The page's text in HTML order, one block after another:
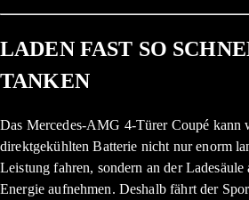
LADEN FAST SO
TANKEN
Das Mercedes-AMG 4-Türer Coupé kann
direktgekühlten Batterie nicht nur enorm
Leistung fahren, sondern an der
Energie aufnehmen. Deshalb fährt der